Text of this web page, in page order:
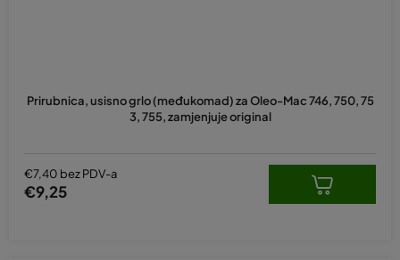
Prirubnica, usisno grlo (međukomad) za Oleo-Mac 746, 750, 75
3, 755, zamjenjuje original
€7,40 bez PDV-a
€9,25